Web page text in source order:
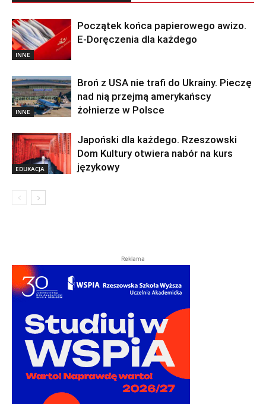
INNE
Początek końca papierowego awizo.
E-Doręczenia dla każdego
INNE
Broń z USA nie trafi do Ukrainy. Pieczę
nad nią przejmą amerykańscy
żołnierze w Polsce
EDUKACJA
Japoński dla każdego. Rzeszowski
Dom Kultury otwiera nabór na kurs
językowy
Reklama